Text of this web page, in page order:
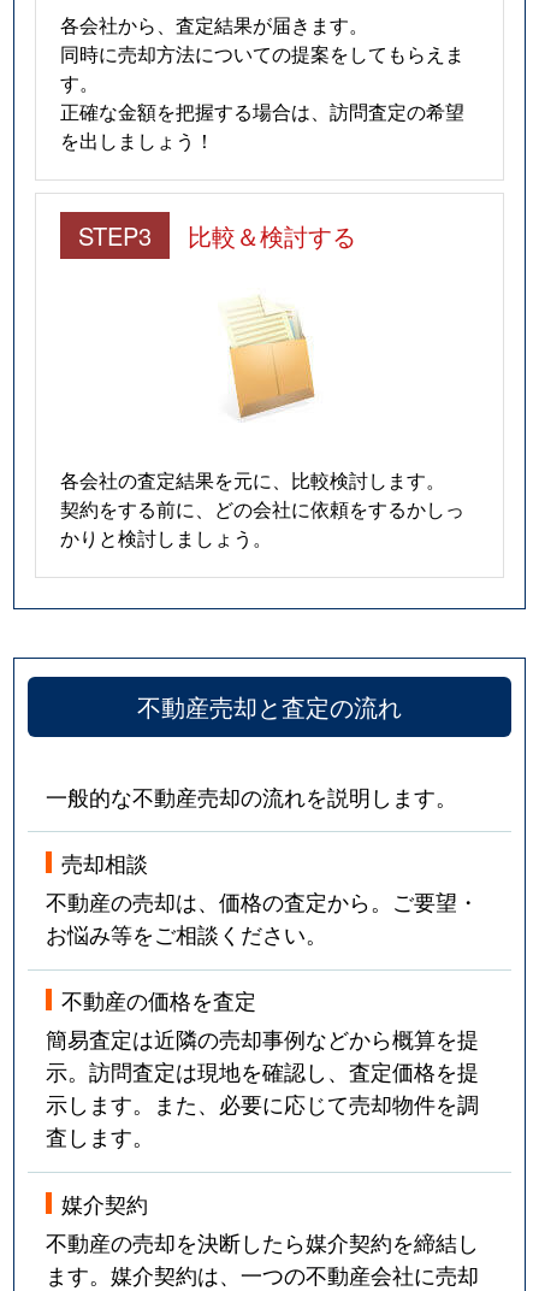
各会社から、査定結果が届きます。
同時に売却方法についての提案をしてもらえま
す。
正確な金額を把握する場合は、訪問査定の希望
を出しましょう！
STEP3 比較＆検討する
各会社の査定結果を元に、比較検討します。
契約をする前に、どの会社に依頼をするかしっ
かりと検討しましょう。
不動産売却と査定の流れ
一般的な不動産売却の流れを説明します。
売却相談
不動産の売却は、価格の査定から。ご要望・
お悩み等をご相談ください。
不動産の価格を査定
簡易査定は近隣の売却事例などから概算を提
示。訪問査定は現地を確認し、査定価格を提
示します。また、必要に応じて売却物件を調
査します。
媒介契約
不動産の売却を決断したら媒介契約を締結し
ます。媒介契約は、一つの不動産会社に売却